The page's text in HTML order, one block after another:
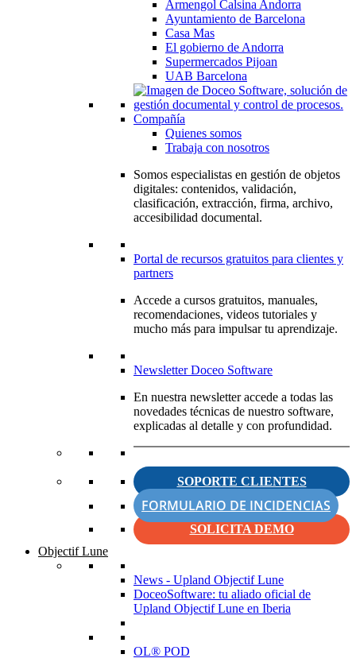
Armengol Calsina Andorra
Ayuntamiento de Barcelona
Casa Mas
El gobierno de Andorra
Supermercados Pijoan
UAB Barcelona
Compañía
Quienes somos
Trabaja con nosotros
Somos especialistas en gestión de objetos
digitales: contenidos, validación,
clasificación, extracción, firma, archivo,
accesibilidad documental.
Portal de recursos gratuitos para clientes y
partners
Accede a cursos gratuitos, manuales,
recomendaciones, videos tutoriales y
mucho más para impulsar tu aprendizaje.
Newsletter Doceo Software
En nuestra newsletter accede a todas las
novedades técnicas de nuestro software,
explicadas al detalle y con profundidad.
SOPORTE CLIENTES
FORMULARIO DE INCIDENCIAS
SOLICITA DEMO
Objectif Lune
News - Upland Objectif Lune
DoceoSoftware: tu aliado oficial de
Upland Objectif Lune en Iberia
OL® POD